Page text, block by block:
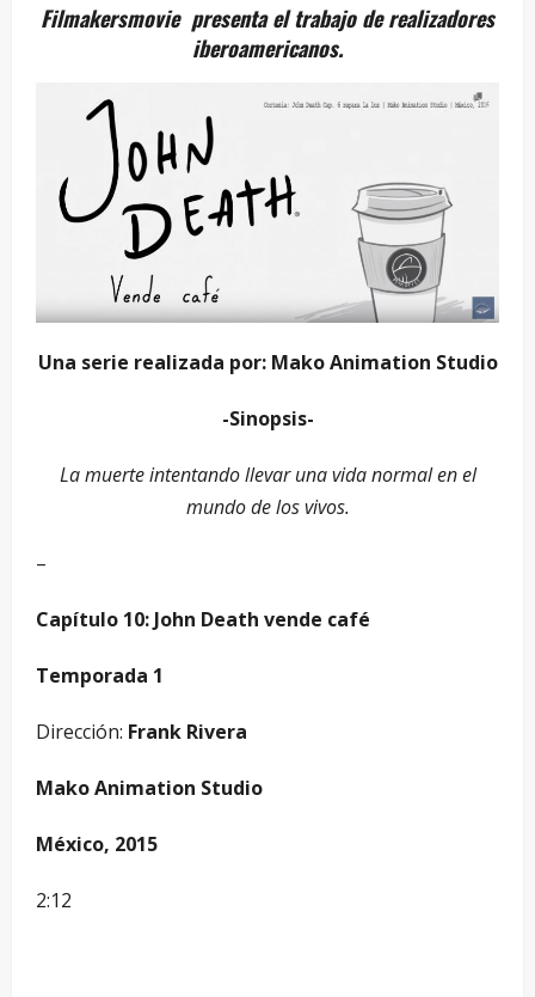
Filmakersmovie presenta el trabajo de realizadores
iberoamericanos.
Una serie realizada por: Mako Animation Studio
-Sinopsis-
La muerte intentando llevar una vida normal en el
mundo de los vivos.
–
Capítulo 10: John Death vende café
Temporada 1
Dirección: Frank Rivera
Mako Animation Studio
México, 2015
2:12